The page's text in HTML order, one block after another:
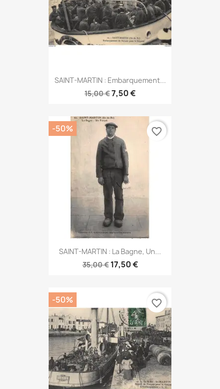
SAINT-MARTIN : Embarquement...
15,00 €7,50 €
SAINT-MARTIN : La Bagne, Un...
35,00 € 17,50 €
-50% favorite_border
-50% favorite_border